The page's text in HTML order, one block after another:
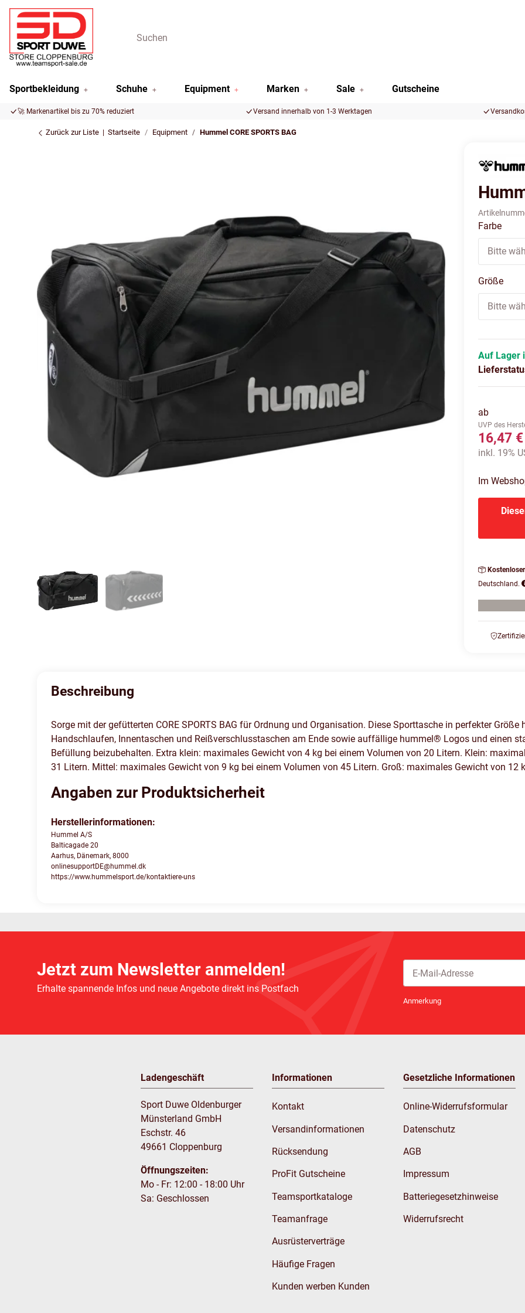
Sportbekleidung Schuhe Equipment Marken Sale Gutscheine
🚀 Markenartikel bis zu 70% reduziert Versand innerhalb von 1-3 Werktagen
Zurück zur Liste Startseite Equipment Hummel CORE SPORTS BAG
Farbe
Bitte
Größe
Bitte
Auf Lager
ab
UVP des
16,47 €
inkl. 19%
Im
Deutschland.
Beschreibung
Sorge mit der gefütterten CORE SPORTS BAG für Ordnung und Organisation. Diese Sporttasche in perfekter
Handschlaufen, Innentaschen und Reißverschlusstaschen am Ende sowie auffällige hummel® Logos und einen
Befüllung beizubehalten. Extra klein: maximales Gewicht von 4 kg bei einem Volumen von 20 Litern. Klein:
31 Litern. Mittel: maximales Gewicht von 9 kg bei einem Volumen von 45 Litern. Groß: maximales Gewicht von 12
Angaben zur Produktsicherheit
Herstellerinformationen:
Hummel A/S
Balticagade 20
Aarhus, Dänemark, 8000
onlinesupportDE@hummel.dk
https://www.hummelsport.de/kontaktiere-uns
Jetzt zum Newsletter anmelden!
Erhalte spannende Infos und neue Angebote direkt ins Postfach
Anmerkung
Ladengeschäft
Sport Duwe Oldenburger
Münsterland GmbH
Eschstr. 46
49661 Cloppenburg
Öffnungszeiten:
Mo - Fr: 12:00 - 18:00 Uhr
Sa: Geschlossen
Informationen
Kontakt
Versandinformationen
Rücksendung
ProFit Gutscheine
Teamsportkataloge
Teamanfrage
Ausrüsterverträge
Häufige Fragen
Kunden werben Kunden
Gesetzliche Informationen
Online-Widerrufsformular
Datenschutz
AGB
Impressum
Batteriegesetzhinweise
Widerrufsrecht